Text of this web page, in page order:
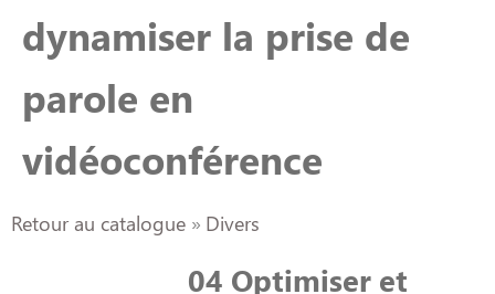
dynamiser la prise de
parole en
vidéoconférence
Retour au catalogue Divers
04 Optimiser et